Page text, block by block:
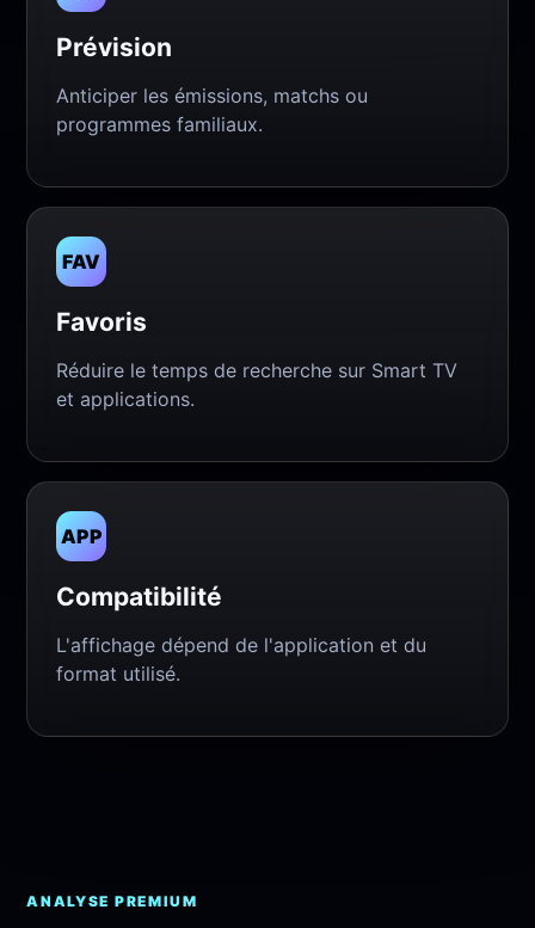
Prévision
Anticiper les émissions, matchs ou
programmes familiaux.
FAV
Favoris
Réduire le temps de recherche sur Smart TV
et applications.
APP
Compatibilité
L'affichage dépend de l'application et du
format utilisé.
ANALYSE PREMIUM